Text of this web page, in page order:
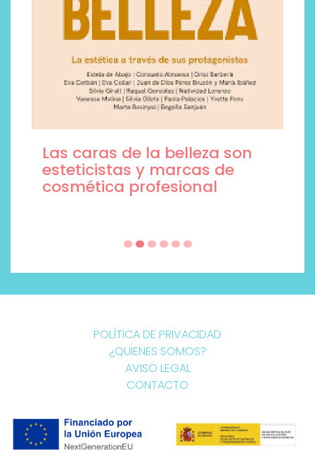
Las caras de la belleza son
esteticistas y marcas de
cosmética profesional
POLÍTICA DE PRIVACIDAD
¿QUIENES SOMOS?
AVISO LEGAL
CONTACTO